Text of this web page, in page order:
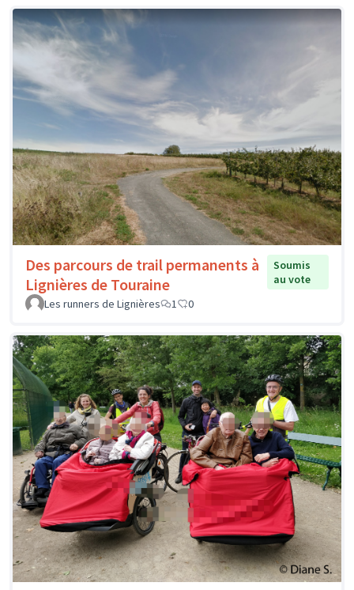
Des parcours de trail permanents à
Lignières de Touraine
Soumis
au vote
Les runners de Lignières
1 0